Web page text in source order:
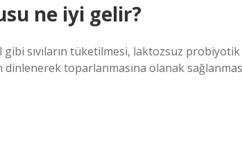
ne iyi gelir?
gibi sıvıların tüketilmesi, laktozsuz probiyotik
toparlanmasına olanak